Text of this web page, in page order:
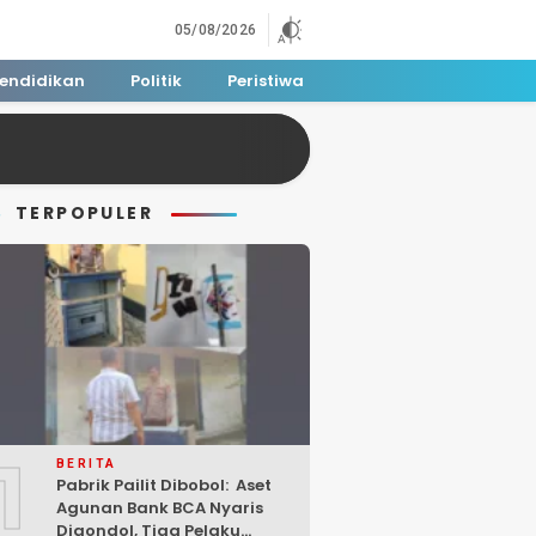
05/08/2026
Politik Peristiwa
TERPOPULER
BERITA
Pabrik Pailit Dibobol: Aset
Agunan Bank BCA Nyaris
Digondol, Tiga Pelaku